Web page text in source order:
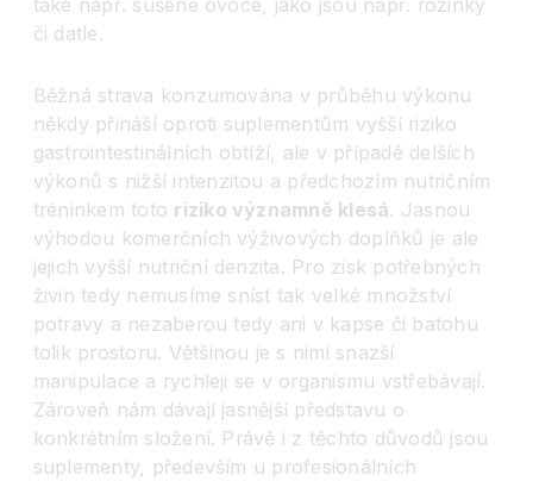
také např. sušené ovoce, jako jsou např. rozinky
či datle.
Běžná strava konzumována v průběhu výkonu
někdy přináší oproti suplementům vyšší riziko
gastrointestinálních obtíží, ale v případě delších
výkonů s nižší intenzitou a předchozím nutričním
tréninkem toto riziko významně klesá. Jasnou
výhodou komerčních výživových doplňků je ale
jejich vyšší nutriční denzita. Pro zisk potřebných
živin tedy nemusíme sníst tak velké množství
potravy a nezaberou tedy ani v kapse či batohu
tolik prostoru. Většinou je s nimi snazší
manipulace a rychleji se v organismu vstřebávají.
Zároveň nám dávají jasnější představu o
konkrétním složení. Právě i z těchto důvodů jsou
suplementy, především u profesionálních